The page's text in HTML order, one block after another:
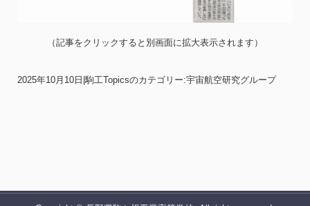
（記事をクリックすると別画面に拡大表示されます）
2025年10月10日 駒工Topicsのカテゴリー:宇宙航空研究グループ